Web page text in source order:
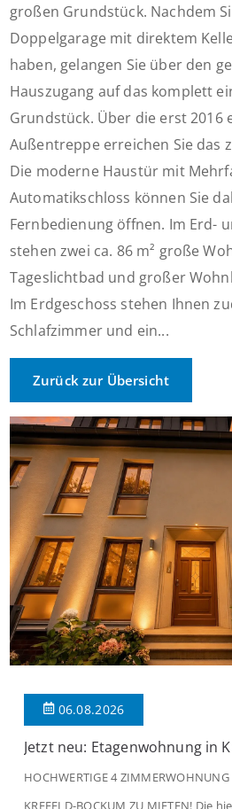
großen Grundstück. Nachdem
Doppelgarage mit direktem
haben, gelangen Sie über den
Hauszugang auf das komplett
Grundstück. Über die erst 2016
Außentreppe erreichen Sie das
Die moderne Haustür mit
Automatikschloss können Sie
Fernbedienung öffnen. Im Erd-
stehen zwei ca. 86 m² große
Tageslichtbad und großer
Im Erdgeschoss stehen Ihnen
Schlafzimmer und ein...
Zurück zur Übersicht
06.08.2026
Jetzt neu: Etagenwohnung in
HOCHWERTIGE 4 ZIMMERWOHNUNG
KREFELD-BOCKUM ZU MIETEN! Die